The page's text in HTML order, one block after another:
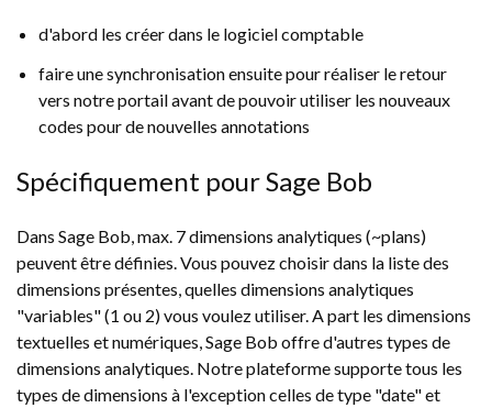
d'abord les créer dans le logiciel comptable
faire une synchronisation ensuite pour réaliser le retour
vers notre portail avant de pouvoir utiliser les nouveaux
codes pour de nouvelles annotations
Spécifiquement pour Sage Bob
Dans Sage Bob, max. 7 dimensions analytiques (~plans)
peuvent être définies. Vous pouvez choisir dans la liste des
dimensions présentes, quelles dimensions analytiques
"variables" (1 ou 2) vous voulez utiliser. A part les dimensions
textuelles et numériques, Sage Bob offre d'autres types de
dimensions analytiques. Notre plateforme supporte tous les
types de dimensions à l'exception celles de type "date" et